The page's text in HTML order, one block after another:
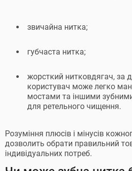
звичайна нитка;
губчаста нитка;
жорсткий нитковдягач, за
користувач може легко
мостами та іншими
для ретельного чищення.
Розуміння плюсів і мінусів
дозволить обрати правильний
індивідуальних потреб.